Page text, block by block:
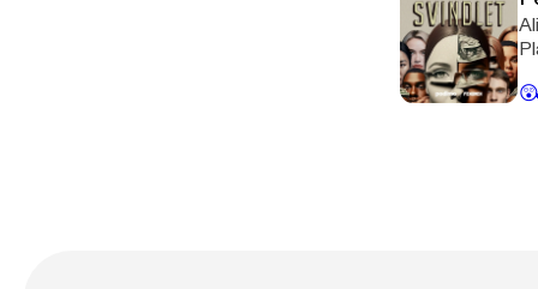
😲